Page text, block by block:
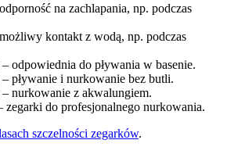
na zachlapania, np. podczas
kontakt z wodą, np. podczas
– odpowiednia do pływania w basenie.
– pływanie i nurkowanie bez butli.
– nurkowanie z akwalungiem.
zegarki do profesjonalnego nurkowania.
szczelności zegarków.